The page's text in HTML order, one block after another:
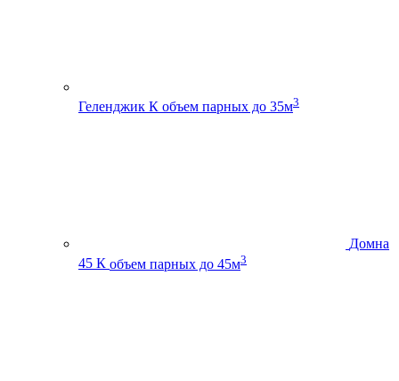
Геленджик К объем парных до 35м3
Домна
45 К объем парных до 45м3